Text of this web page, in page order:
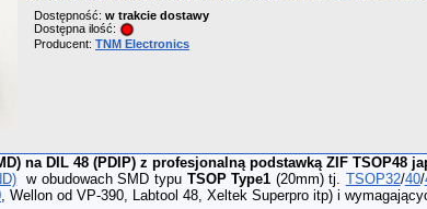
Dostępność: w trakcie dostawy
Dostępna ilość:
Producent: TNM Electronics
na DIL 48 (PDIP) z profesjonalną podstawką ZIF TSOP48
w obudowach SMD typu TSOP Type1 (20mm) tj. TSOP32/40/
, Wellon od VP-390, Labtool 48, Xeltek Superpro itp) i